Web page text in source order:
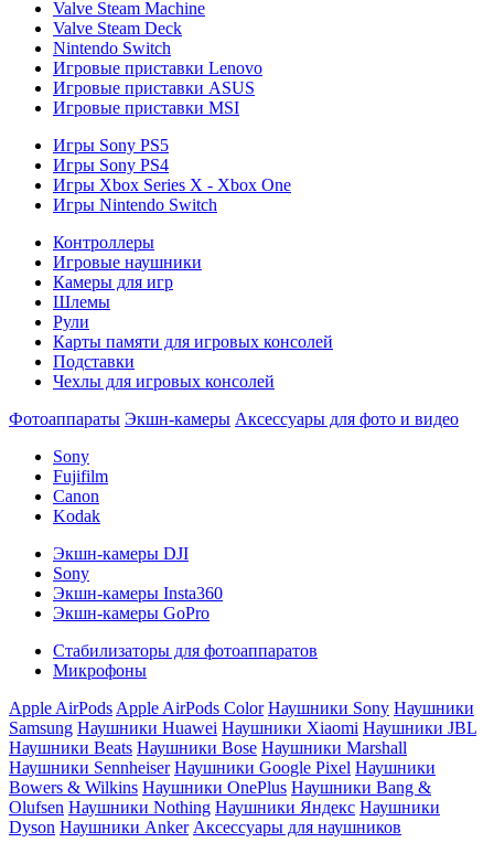
Valve Steam Machine
Valve Steam Deck
Nintendo Switch
Игровые приставки Lenovo
Игровые приставки ASUS
Игровые приставки MSI
Игры Sony PS5
Игры Sony PS4
Игры Xbox Series X - Xbox One
Игры Nintendo Switch
Контроллеры
Игровые наушники
Камеры для игр
Шлемы
Рули
Карты памяти для игровых консолей
Подставки
Чехлы для игровых консолей
Фотоаппараты Экшн-камеры Аксессуары для фото и видео
Sony
Fujifilm
Canon
Kodak
Экшн-камеры DJI
Sony
Экшн-камеры Insta360
Экшн-камеры GoPro
Стабилизаторы для фотоаппаратов
Микрофоны
Apple AirPods Apple AirPods Color Наушники Sony Наушники
Samsung Наушники Huawei Наушники Xiaomi Наушники JBL
Наушники Beats Наушники Bose Наушники Marshall
Наушники Sennheiser Наушники Google Pixel Наушники
Bowers & Wilkins Наушники OnePlus Наушники Bang &
Olufsen Наушники Nothing Наушники Яндекс Наушники
Dyson Наушники Anker Аксессуары для наушников